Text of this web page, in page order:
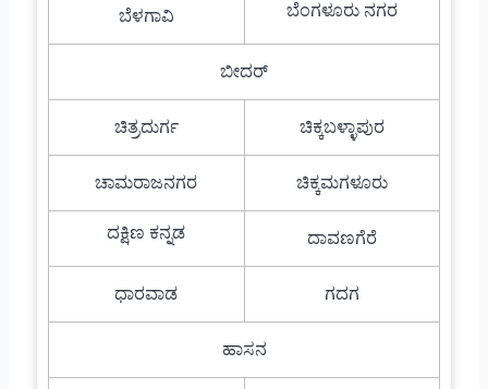
ಬೆಳಗಾವಿ ಬೆಂಗಳೂರು ನಗರ
ಬೀದರ್
ಚಿತ್ರದುರ್ಗ ಚಿಕ್ಕಬಳ್ಳಾಪುರ
ಚಾಮರಾಜನಗರ ಚಿಕ್ಕಮಗಳೂರು
ದಕ್ಷಿಣ ಕನ್ನಡ ದಾವಣಗೆರೆ
ಧಾರವಾಡ ಗದಗ
ಹಾಸನ